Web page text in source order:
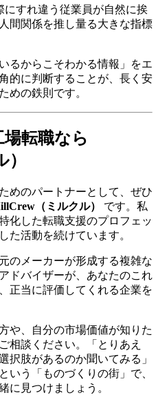
にすれ違う従業員が自然に挨
間関係を推し量る大きな指標
るからこそわかる情報」をエ
的に判断することが、長く安
めの鉄則です。
場転職なら
めのパートナーとして、ぜひ
（ミルクル）
です。私
化した転職支援のプロフェッ
た活動を続けています。
のメーカーが形成する複雑な
ドバイザーが、あなたのこれ
正当に評価してくれる企業を
や、自分の市場価値が知りた
相談ください。「とりあえ
択肢があるのか聞いてみる」
いう「ものづくりの街」で、
に見つけましょう。